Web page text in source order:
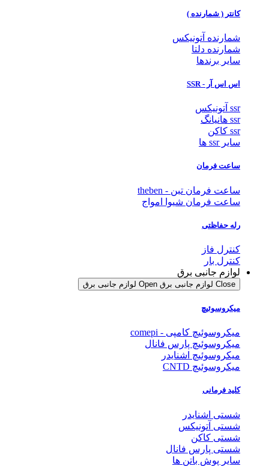
کانتر ( شمارنده )
شمارنده آتونیکس
شمارنده دلتا
سایر برندها
اس اس آر - SSR
ssr آتونیکس
ssr هانیانگ
ssr کاکن
سایر ssr ها
ساعت فرمان
ساعت فرمان تبن - theben
ساعت فرمان شیوا امواج
رله حفاظتی
کنترل فاز
کنترل بار
لوازم جانبی برق
Close لوازم جانبی برق Open لوازم جانبی برق
میکروسوئیچ
میکروسوئیچ کامپی - comepi
میکروسوئیچ پارس فانال
میکروسوئیچ اشنایدر
میکروسوئیچ CNTD
کلید فرمانی
شستی اشنایدر
شستی آتونیکس
شستی کاکن
شستی پارس فانال
سایر پوش باتن ها